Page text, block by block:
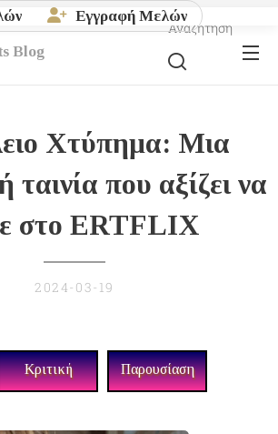
Εγγραφή Μελών
Blog
Αναζήτηση
Χτύπημα: Μια
ταινία που αξίζει να
στο ERTFLIX
2024-03-19
Κριτική Παρουσίαση